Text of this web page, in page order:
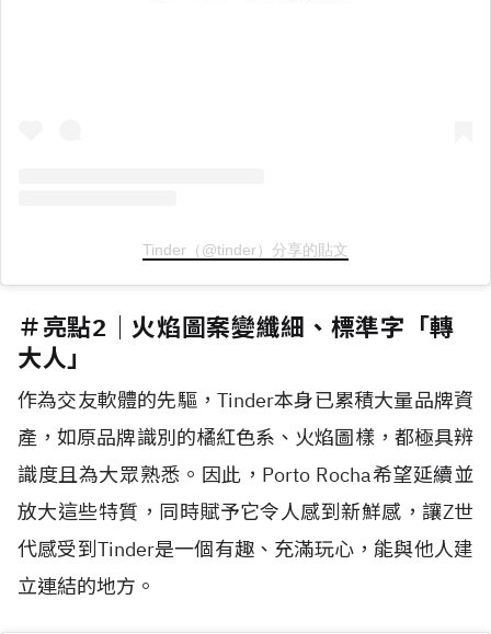
Tinder（@tinder）分享的貼文
＃亮點2｜火焰圖案變纖細、標準字「轉
大人」
作為交友軟體的先驅，Tinder本身已累積大量品牌資
產，如原品牌識別的橘紅色系、火焰圖樣，都極具辨
識度且為大眾熟悉。因此，Porto Rocha希望延續並
放大這些特質，同時賦予它令人感到新鮮感，讓Z世
代感受到Tinder是一個有趣、充滿玩心，能與他人建
立連結的地方。